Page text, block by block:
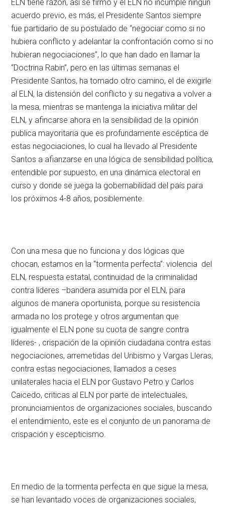
ELN tiene razón, así se firmó y el ELN no incumple ningún
acuerdo previo, es más, el Presidente Santos siempre
fue partidario de su postulado de “negociar como si no
hubiera conflicto y adelantar la confrontación como si no
hubieran negociaciones”, lo que han dado en llamar la
“Doctrina Rabin”, pero en las últimas semanas el
Presidente Santos, ha tomado otro camino, el de exigirle
al ELN, la distensión del conflicto y su negativa a volver a
la mesa, mientras se mantenga la iniciativa militar del
ELN, y afincarse ahora en la sensibilidad de la opinión
publica mayoritaria que es profundamente escéptica de
estas negociaciones, lo cual ha llevado al Presidente
Santos a afianzarse en una lógica de sensibilidad política,
entendible por supuesto, en una dinámica electoral en
curso y donde se juega la gobernabilidad del país para
los próximos 4-8 años, posiblemente.
Con una mesa que no funciona y dos lógicas que
chocan, estamos en la “tormenta perfecta”: violencia del
ELN, respuesta estatal, continuidad de la criminalidad
contra líderes –bandera asumida por el ELN, para
algunos de manera oportunista, porque su resistencia
armada no los protege y otros argumentan que
igualmente el ELN pone su cuota de sangre contra
líderes- , crispación de la opinión ciudadana contra estas
negociaciones, arremetidas del Uribismo y Vargas Lleras,
contra estas negociaciones, llamados a ceses
unilaterales hacia el ELN por Gustavo Petro y Carlos
Caicedo, criticas al ELN por parte de intelectuales,
pronunciamientos de organizaciones sociales, buscando
el entendimiento, este es el conjunto de un panorama de
crispación y escepticismo.
En medio de la tormenta perfecta en que sigue la mesa,
se han levantado voces de organizaciones sociales,